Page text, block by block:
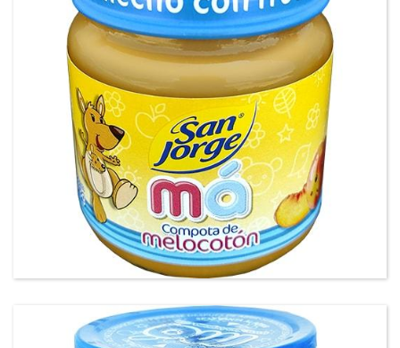
Compota Melocoton San Jorge® má®